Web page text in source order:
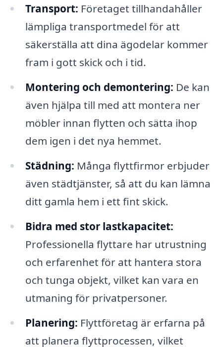
Transport: Företaget tillhandahåller
lämpliga transportmedel för att
säkerställa att dina ägodelar kommer
fram i gott skick och i tid.
Montering och demontering: De kan
även hjälpa till med att montera ner
möbler innan flytten och sätta ihop
dem igen i det nya hemmet.
Städning: Många flyttfirmor erbjuder
även städtjänster, så att du kan lämna
ditt gamla hem i ett fint skick.
Bidra med stor lastkapacitet:
Professionella flyttare har utrustning
och erfarenhet för att hantera stora
och tunga objekt, vilket kan vara en
utmaning för privatpersoner.
Planering: Flyttföretag är erfarna på
att planera flyttprocessen, vilket